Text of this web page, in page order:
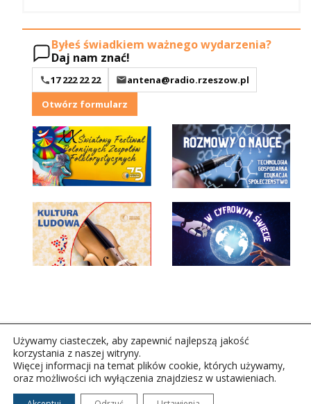
Byłeś świadkiem ważnego wydarzenia?
Daj nam znać!
17 222 22 22
antena@radio.rzeszow.pl
Otwórz formularz
Copyright © 2026Polskie Radio Rzeszów S.A. w likwidacj.
Używamy ciasteczek, aby zapewnić najlepszą jakość
korzystania z naszej witryny.
Więcej informacji na temat plików cookie, których używamy,
oraz możliwości ich wyłączenia znajdziesz w ustawieniach.